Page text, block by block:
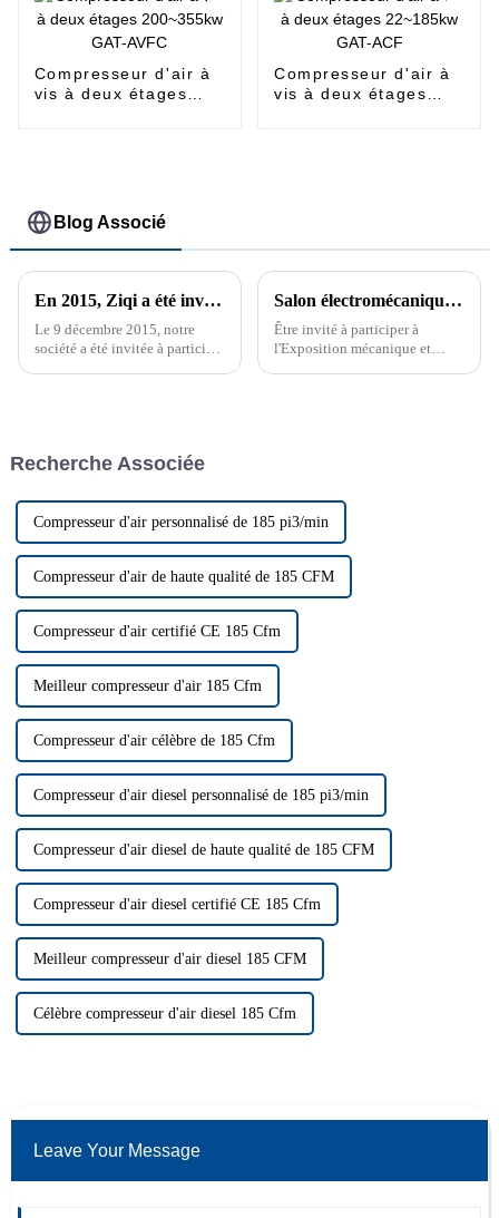
Compresseur d'air à
vis à deux étages
Compresseur d'air à
vis à deux étages
Blog Associé
En 2015, Ziqi a été invité à participer à la Pragati Maidan Global Industry Expo à New Delhi
Le 9 décembre 2015, notre
société a été invitée à participer
Salon électromécanique Asie-Europe 2019 du Xinjiang
Être invité à participer à
l'Exposition mécanique et
Recherche Associée
Compresseur d'air personnalisé de 185 pi3/min
Compresseur d'air de haute qualité de 185 CFM
Compresseur d'air certifié CE 185 Cfm
Meilleur compresseur d'air 185 Cfm
Compresseur d'air célèbre de 185 Cfm
Compresseur d'air diesel personnalisé de 185 pi3/min
Compresseur d'air diesel de haute qualité de 185 CFM
Compresseur d'air diesel certifié CE 185 Cfm
Meilleur compresseur d'air diesel 185 CFM
Célèbre compresseur d'air diesel 185 Cfm
Leave Your Message